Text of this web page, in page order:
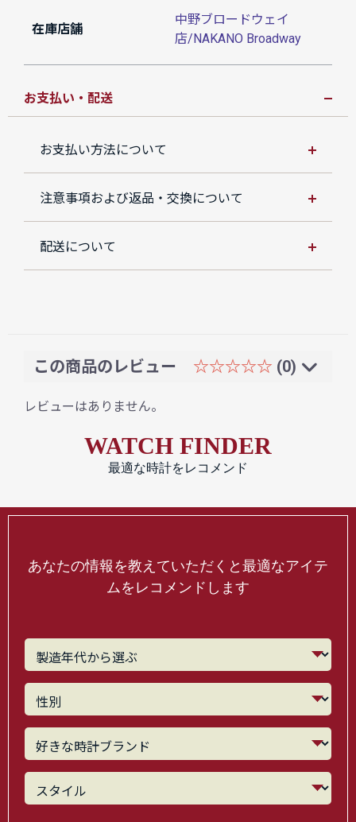
在庫店舗
中野ブロードウェイ
店/NAKANO Broadway
お支払い・配送
お支払い方法について
注意事項および返品・交換について
配送について
この商品のレビュー ☆☆☆☆☆ (0)
レビューはありません。
WATCH FINDER
最適な時計をレコメンド
あなたの情報を教えていただくと最適なアイテ
ムをレコメンドします